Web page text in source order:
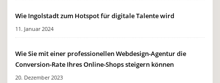
Wie Ingolstadt zum Hotspot für digitale Talente wird
11. Januar 2024
Wie Sie mit einer professionellen Webdesign-Agentur die
Conversion-Rate Ihres Online-Shops steigern können
20. Dezember 2023